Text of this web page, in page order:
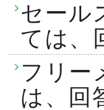
セール
ては、
フリー
は、回